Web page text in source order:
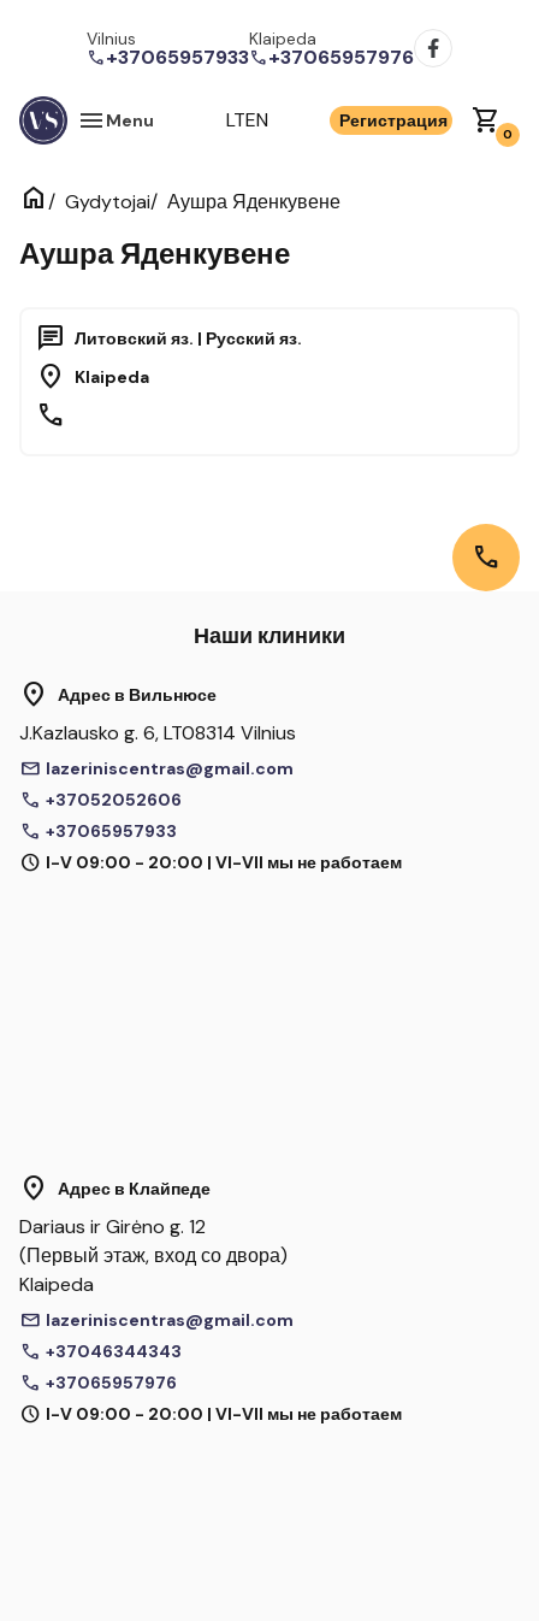
Vilnius
call+37065957933
Klaipeda
call+37065957976
menu Menu LTEN Регистрация shopping_cart0
home/ Gydytojai/ Аушра Яденкувене
Аушра Яденкувене
chat Литовский яз. | Русский яз.
location_on Klaipeda
call
call
Наши клиники
location_on Адрес в Вильнюсе
J.Kazlausko g. 6, LT08314 Vilnius
mail lazeriniscentras@gmail.com
call +37052052606
call +37065957933
schedule I-V 09:00 - 20:00 | VI-VII мы не работаем
location_on Адрес в Клайпеде
Dariaus ir Girėno g. 12
(Первый этаж, вход со двора)
Klaipeda
mail lazeriniscentras@gmail.com
call +37046344343
call +37065957976
schedule I-V 09:00 - 20:00 | VI-VII мы не работаем